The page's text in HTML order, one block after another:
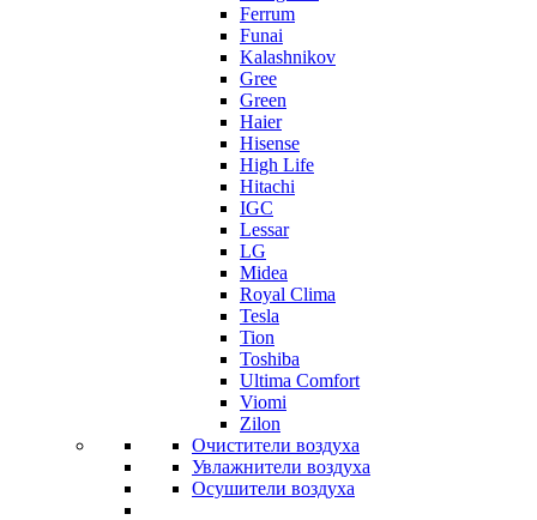
Ferrum
Funai
Kalashnikov
Gree
Grеen
Haier
Hisense
High Life
Hitachi
IGC
Lessar
LG
Midea
Royal Clima
Tesla
Tion
Toshiba
Ultima Comfort
Viomi
Zilon
Очистители воздуха
Увлажнители воздуха
Осушители воздуха